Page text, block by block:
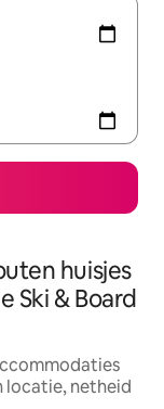
huisjes
Ski & Board
locatie, netheid